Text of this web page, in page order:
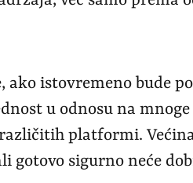
ako istovremeno bude
u odnosu na
platformi.
gotovo sigurno neće